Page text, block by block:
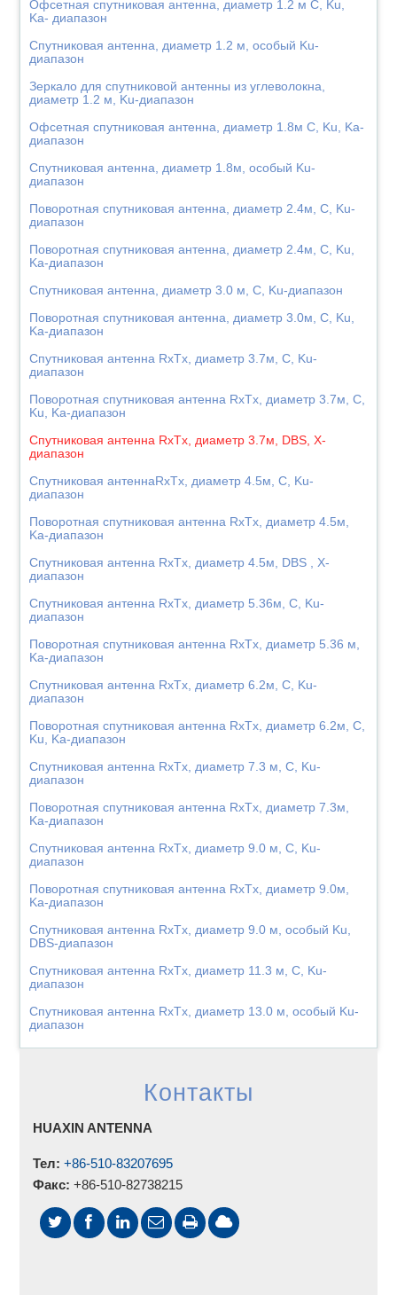
Офсетная спутниковая антенна, диаметр 1.2 м C, Ku,
Ka- диапазон
Спутниковая антенна, диаметр 1.2 м, особый Ku-
диапазон
Зеркало для спутниковой антенны из углеволокна,
диаметр 1.2 м, Ku-диапазон
Офсетная спутниковая антенна, диаметр 1.8м C, Ku, Ka-
диапазон
Спутниковая антенна, диаметр 1.8м, особый Ku-
диапазон
Поворотная спутниковая антенна, диаметр 2.4м, C, Ku-
диапазон
Поворотная спутниковая антенна, диаметр 2.4м, C, Ku,
Ka-диапазон
Спутниковая антенна, диаметр 3.0 м, C, Ku-диапазон
Поворотная спутниковая антенна, диаметр 3.0м, C, Ku,
Ka-диапазон
Спутниковая антенна RxTx, диаметр 3.7м, C, Ku-
диапазон
Поворотная спутниковая антенна RxTx, диаметр 3.7м, C,
Ku, Ka-диапазон
Спутниковая антенна RxTx, диаметр 3.7м, DBS, X-
диапазон
Спутниковая антеннаRxTx, диаметр 4.5м, C, Ku-
диапазон
Поворотная спутниковая антенна RxTx, диаметр 4.5м,
Ka-диапазон
Спутниковая антенна RxTx, диаметр 4.5м, DBS , X-
диапазон
Спутниковая антенна RxTx, диаметр 5.36м, C, Ku-
диапазон
Поворотная спутниковая антенна RxTx, диаметр 5.36 м,
Ka-диапазон
Спутниковая антенна RxTx, диаметр 6.2м, C, Ku-
диапазон
Поворотная спутниковая антенна RxTx, диаметр 6.2м, C,
Ku, Ka-диапазон
Спутниковая антенна RxTx, диаметр 7.3 м, C, Ku-
диапазон
Поворотная спутниковая антенна RxTx, диаметр 7.3м,
Ka-диапазон
Спутниковая антенна RxTx, диаметр 9.0 м, C, Ku-
диапазон
Поворотная спутниковая антенна RxTx, диаметр 9.0м,
Ka-диапазон
Спутниковая антенна RxTx, диаметр 9.0 м, особый Ku,
DBS-диапазон
Спутниковая антенна RxTx, диаметр 11.3 м, C, Ku-
диапазон
Спутниковая антенна RxTx, диаметр 13.0 м, особый Ku-
диапазон
Контакты
HUAXIN ANTENNA
Тел: +86-510-83207695
Факс: +86-510-82738215